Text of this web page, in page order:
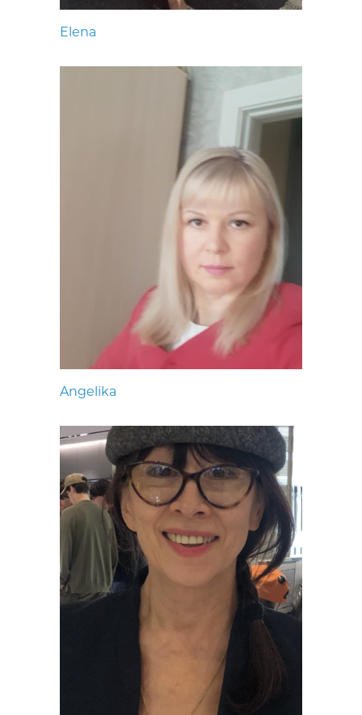
Elena
Angelika